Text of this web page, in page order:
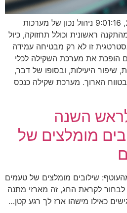
עודכן לאחרונה: 22.5.2026, 9:01:16 ניהול נכון של מערכות
ראשונית וכולל תחזוקה, כיול
זו לא רק מבטיחה עמידה
הופכת את מערכת השקילה לכלי
שיפור היעילות, ובסופו של דבר,
הארוך. מערכת שקילה כנכס
השנה
מומלצים של
שילובים מומלצים של טעמים
לקראת החג, זה מארזי מתנה
כאילו מישהו ארז לך רגע קטן…